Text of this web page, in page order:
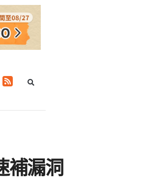
補漏洞